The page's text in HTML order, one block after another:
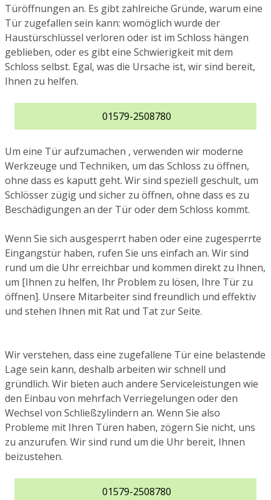
Türöffnungen an. Es gibt zahlreiche Gründe, warum eine
Tür zugefallen sein kann: womöglich wurde der
Haustürschlüssel verloren oder ist im Schloss hängen
geblieben, oder es gibt eine Schwierigkeit mit dem
Schloss selbst. Egal, was die Ursache ist, wir sind bereit,
Ihnen zu helfen.
01579-2508780
Um eine Tür aufzumachen , verwenden wir moderne
Werkzeuge und Techniken, um das Schloss zu öffnen,
ohne dass es kaputt geht. Wir sind speziell geschult, um
Schlösser zügig und sicher zu öffnen, ohne dass es zu
Beschädigungen an der Tür oder dem Schloss kommt.
Wenn Sie sich ausgesperrt haben oder eine zugesperrte
Eingangstür haben, rufen Sie uns einfach an. Wir sind
rund um die Uhr erreichbar und kommen direkt zu Ihnen,
um [Ihnen zu helfen, Ihr Problem zu lösen, Ihre Tür zu
öffnen]. Unsere Mitarbeiter sind freundlich und effektiv
und stehen Ihnen mit Rat und Tat zur Seite.
Wir verstehen, dass eine zugefallene Tür eine belastende
Lage sein kann, deshalb arbeiten wir schnell und
gründlich. Wir bieten auch andere Serviceleistungen wie
den Einbau von mehrfach Verriegelungen oder den
Wechsel von Schließzylindern an. Wenn Sie also
Probleme mit Ihren Türen haben, zögern Sie nicht, uns
zu anzurufen. Wir sind rund um die Uhr bereit, Ihnen
beizustehen.
01579-2508780